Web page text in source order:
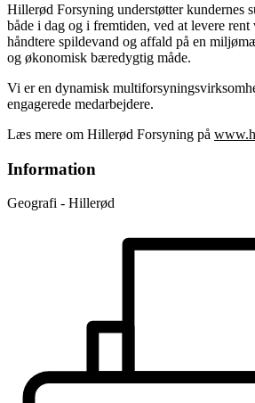
Hillerød Forsyning understøtter kundernes
både i dag og i fremtiden, ved at levere rent
håndtere spildevand og affald på en
og økonomisk bæredygtig måde.
Vi er en dynamisk
engagerede medarbejdere.
Læs mere om Hillerød Forsyning på
Information
Geografi - Hillerød